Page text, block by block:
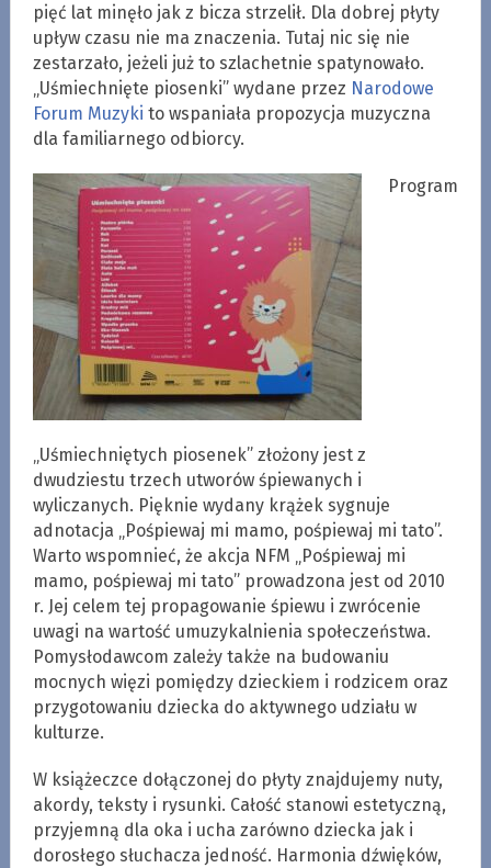
pięć lat minęło jak z bicza strzelił. Dla dobrej płyty
upływ czasu nie ma znaczenia. Tutaj nic się nie
zestarzało, jeżeli już to szlachetnie spatynowało.
„Uśmiechnięte piosenki” wydane przez Narodowe
Forum Muzyki to wspaniała propozycja muzyczna
dla familiarnego odbiorcy.
Program
„Uśmiechniętych piosenek” złożony jest z
dwudziestu trzech utworów śpiewanych i
wyliczanych. Pięknie wydany krążek sygnuje
adnotacja „Pośpiewaj mi mamo, pośpiewaj mi tato”.
Warto wspomnieć, że akcja NFM „Pośpiewaj mi
mamo, pośpiewaj mi tato” prowadzona jest od 2010
r. Jej celem tej propagowanie śpiewu i zwrócenie
uwagi na wartość umuzykalnienia społeczeństwa.
Pomysłodawcom zależy także na budowaniu
mocnych więzi pomiędzy dzieckiem i rodzicem oraz
przygotowaniu dziecka do aktywnego udziału w
kulturze.
W książeczce dołączonej do płyty znajdujemy nuty,
akordy, teksty i rysunki. Całość stanowi estetyczną,
przyjemną dla oka i ucha zarówno dziecka jak i
dorosłego słuchacza jedność. Harmonia dźwięków,